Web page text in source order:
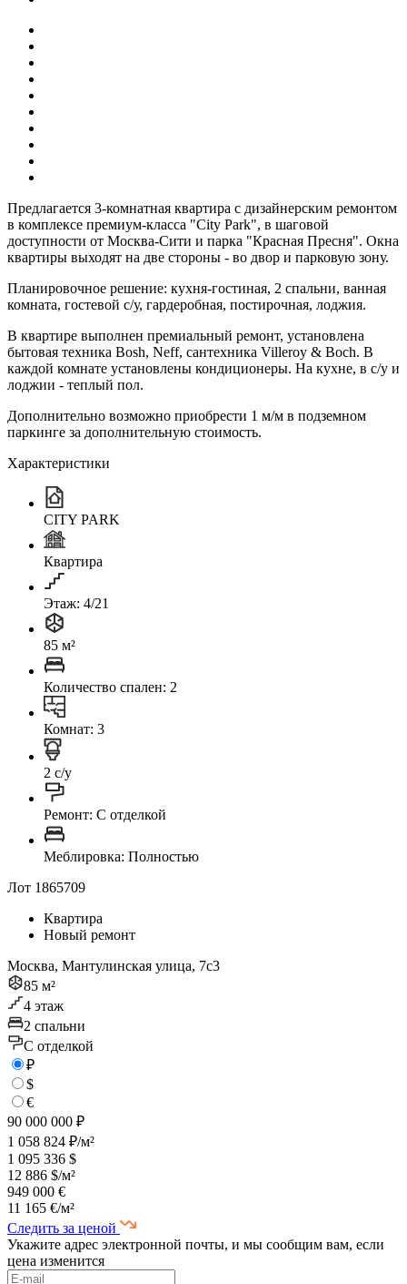
Предлагается 3-комнатная квартира с дизайнерским ремонтом
в комплексе премиум-класса "City Park", в шаговой
доступности от Москва-Сити и парка "Красная Пресня". Окна
квартиры выходят на две стороны - во двор и парковую зону.
Планировочное решение: кухня-гостиная, 2 спальни, ванная
комната, гостевой с/у, гардеробная, постирочная, лоджия.
В квартире выполнен премиальный ремонт, установлена
бытовая техника Bosh, Neff, сантехника Villeroy & Boch. В
каждой комнате установлены кондиционеры. На кухне, в с/у и
лоджии - теплый пол.
Дополнительно возможно приобрести 1 м/м в подземном
паркинге за дополнительную стоимость.
Характеристики
CITY PARK
Квартира
Этаж: 4/21
85 м²
Количество спален: 2
Комнат: 3
2 с/у
Ремонт: C отделкой
Меблировка: Полностью
Лот 1865709
Квартира
Новый ремонт
Москва, Мантулинская улица, 7с3
85 м²
4 этаж
2 спальни
C отделкой
₽
$
€
90 000 000 ₽
1 058 824 ₽/м²
1 095 336 $
12 886 $/м²
949 000 €
11 165 €/м²
Следить за ценой
Укажите адрес электронной почты, и мы сообщим вам, если
цена изменится